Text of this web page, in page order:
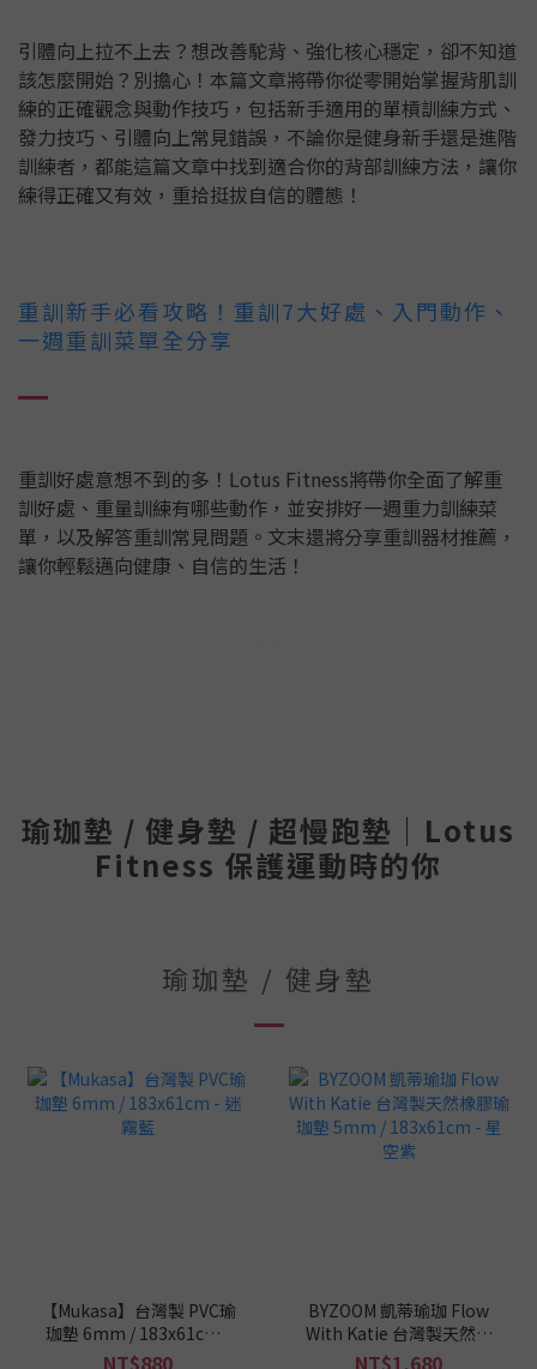
引體向上拉不上去？想改善駝背、強化核心穩定，卻不知道
該怎麼開始？別擔心！本篇文章將帶你從零開始掌握背肌訓
練的正確觀念與動作技巧，包括新手適用的單槓訓練方式、
發力技巧、引體向上常見錯誤，不論你是健身新手還是進階
訓練者，都能這篇文章中找到適合你的背部訓練方法，讓你
練得正確又有效，重拾挺拔自信的體態！
重訓新手必看攻略！重訓7大好處、入門動作、
一週重訓菜單全分享
重訓好處意想不到的多！Lotus Fitness將帶你全面了解重
訓好處、重量訓練有哪些動作，並安排好一週重力訓練菜
單，以及解答重訓常見問題。文末還將分享重訓器材推薦，
讓你輕鬆邁向健康、自信的生活！
瑜珈墊 / 健身墊 / 超慢跑墊｜Lotus
Fitness 保護運動時的你
瑜珈墊 / 健身墊
【Mukasa】台灣製 PVC瑜
珈墊 6mm / 183x61cm -
迷霧藍
BYZOOM 凱蒂瑜珈 Flow
With Katie 台灣製天然橡
膠瑜珈墊 5mm /